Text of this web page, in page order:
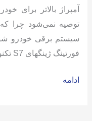
توصیه نمی‌شود چرا
سیستم برقی خودرو
فورتینگ ژینگهای S7 تکنولوژی باتری قابل
باتری
ادامه